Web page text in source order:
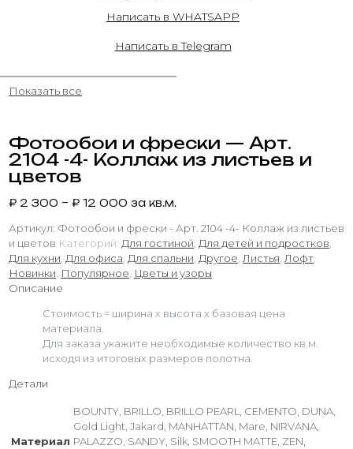
Написать в WHATSAPP
Написать в Telegram
Показать все
Фотообои и фрески — Арт.
2104 -4- Коллаж из листьев и
цветов
₽ 2 300 – ₽ 12 000 за кв.м.
Артикул: Фотообои и фрески - Арт. 2104 -4- Коллаж из листьев
и цветов Категорий: Для гостиной, Для детей и подростков,
Для кухни, Для офиса, Для спальни, Другое, Листья, Лофт,
Новинки, Популярное, Цветы и узоры
Описание
Стоимость = ширина х высота х базовая цена
материала.
Для заказа укажите необходимые количество кв.м.
исходя из итоговых размеров полотна.
Детали
Материал
BOUNTY, BRILLO, BRILLO PEARL, CEMENTO, DUNA,
Gold Light, Jakard, MANHATTAN, Mare, NIRVANA,
PALAZZO, SANDY, Silk, SMOOTH MATTE, ZEN,